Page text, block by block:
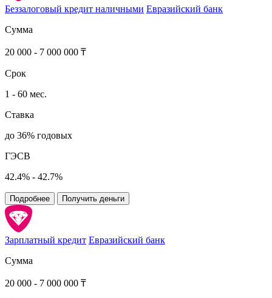
Беззалоговый кредит наличными Евразийский банк
Сумма
20 000 - 7 000 000 ₸
Срок
1 - 60 мес.
Ставка
до 36% годовых
ГЭСВ
42.4% - 42.7%
Подробнее Получить деньги
Зарплатный кредит Евразийский банк
Сумма
20 000 - 7 000 000 ₸